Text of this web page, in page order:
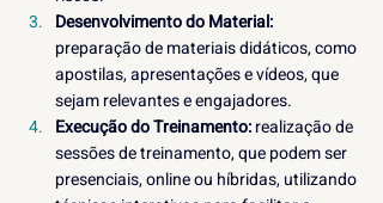
Desenvolvimento do Material:
preparação de materiais didáticos, como
apostilas, apresentações e vídeos, que
sejam relevantes e engajadores.
Execução do Treinamento: realização de
sessões de treinamento, que podem ser
presenciais, online ou híbridas, utilizando